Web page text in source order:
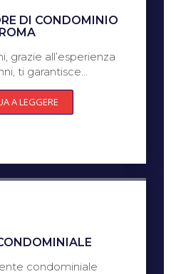
DI CONDOMINIO
grazie all’esperienza
ti garantisce...
A LEGGERE
condominiale